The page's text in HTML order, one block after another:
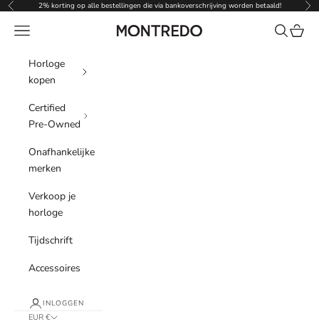
Naar inhoud
Vorige 2% korting op alle bestellingen die via bankoverschrijving worden betaald!
Montredo
Menu Zoeken
Horloge
kopen
Certified
Pre-Owned
Onafhankelijke
merken
Verkoop je
horloge
Tijdschrift
Accessoires
INLOGGEN
EUR €